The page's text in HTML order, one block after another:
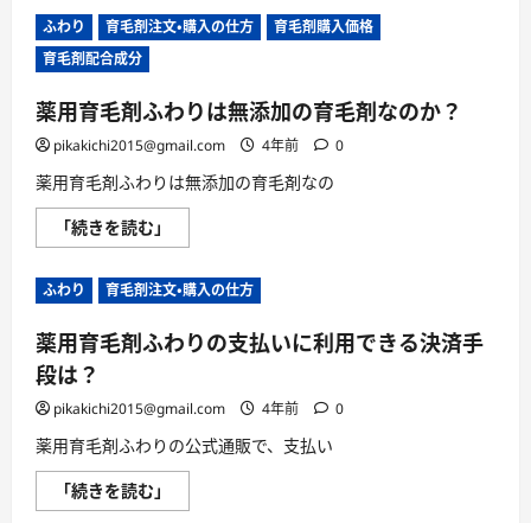
で
届
け
ら
え
に
い
て
さ
に
む
毛
剤
ふ
定
期
コ
ス
は
ど
ぐ
い
お
得
な
の
か？
い
さ
ら
に
む
ふわり 育毛剤注文・購入の仕方
育毛剤購入価格
育毛剤配合成分
薬用育毛剤ふわりは無添加の育毛剤なのか？
pikakichi2015@gmail.com 4年前 0
薬用育毛剤ふわりは無添加の育毛剤なの
「続きを読む」
用
毛
剤
ふ
り
は
加
育
毛
剤
の
ふわり 育毛剤注文・購入の仕方
薬用育毛剤ふわりの支払いに利用できる決済手
段は？
pikakichi2015@gmail.com 4年前 0
薬用育毛剤ふわりの公式通販で、支払い
「続きを読む」
用